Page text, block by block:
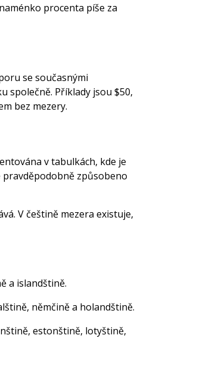
procenta píše za
se současnými
společně. Příklady jsou $50,
bez mezery.
v tabulkách, kde je
pravděpodobně způsobeno
V češtině mezera existuje,
a islandštině.
němčině a holandštině.
estonštině, lotyštině,